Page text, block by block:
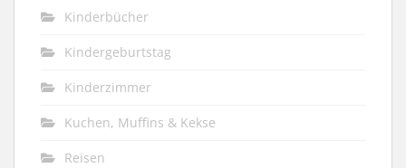
Kinderbücher
Kindergeburtstag
Kinderzimmer
Kuchen, Muffins & Kekse
Reisen